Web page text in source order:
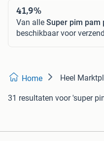
41,9%
Van alle Super pim pam
beschikbaar voor
Home Heel
31 resultaten voor 'super